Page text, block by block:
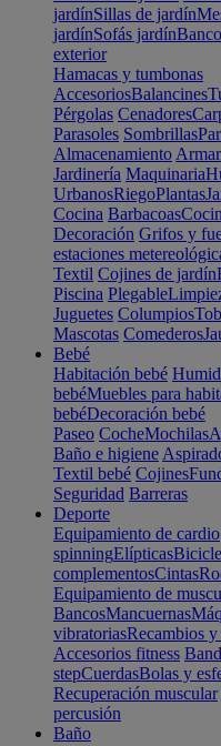
jardínSillas de jardín
jardínSofás jardín
exterior
Hamacas y tumbonas
AccesoriosBalancines
Pérgolas Cenadores
Parasoles Sombrillas
Almacenamiento
Jardinería Maquinaria
UrbanosRiegoPlantas
Cocina Barbacoas
Decoración Grifos y
estaciones
Textil Cojines de jardín
Piscina Plegable
Juguetes Columpios
Mascotas Comederos
Bebé
Habitación bebé
bebéMuebles para
bebéDecoración bebé
Paseo CocheMochilas
Baño e higiene
Textil bebé Cojines
Seguridad Barreras
Deporte
Equipamiento de cardio
spinningElípticas
complementosCintas
Equipamiento de
BancosMancuernas
vibratoriasRecambios
Accesorios fitness
stepCuerdasBolas y
Recuperación muscular
percusión
Baño